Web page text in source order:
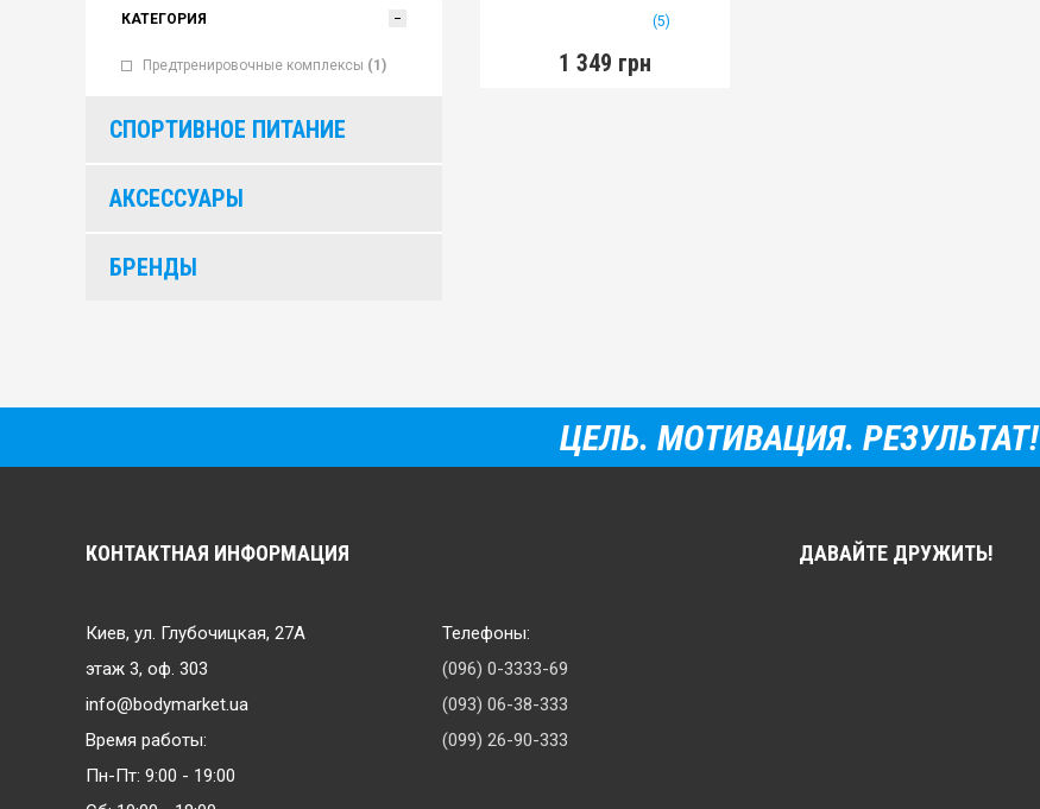
КАТЕГОРИЯ
Предтренировочные комплексы (1)
СПОРТИВНОЕ ПИТАНИЕ
АКСЕССУАРЫ
БРЕНДЫ
(5)
1 349 грн
ЦЕЛЬ. МОТИВАЦИЯ. РЕЗУЛЬТАТ!
КОНТАКТНАЯ ИНФОРМАЦИЯ
Киев, ул. Глубочицкая, 27А
этаж 3, оф. 303
info@bodymarket.ua
Время работы:
Пн-Пт: 9:00 - 19:00
Телефоны:
(096) 0-3333-69
(093) 06-38-333
(099) 26-90-333
ДАВАЙТЕ ДРУЖИТЬ!